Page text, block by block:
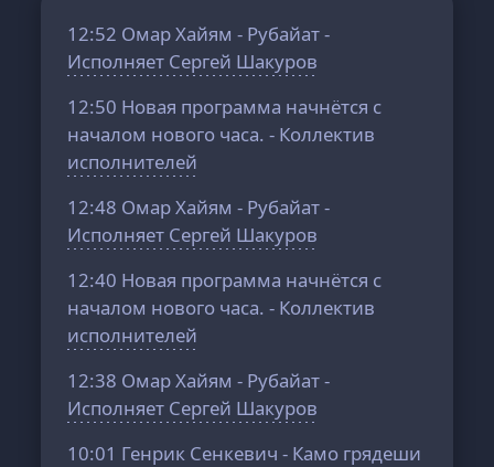
12:52 Омар Хайям - Рубайат -
Исполняет Сергей Шакуров
12:50 Новая программа начнётся с
началом нового часа. - Коллектив
исполнителей
12:48 Омар Хайям - Рубайат -
Исполняет Сергей Шакуров
12:40 Новая программа начнётся с
началом нового часа. - Коллектив
исполнителей
12:38 Омар Хайям - Рубайат -
Исполняет Сергей Шакуров
10:01 Генрик Сенкевич - Камо грядеши